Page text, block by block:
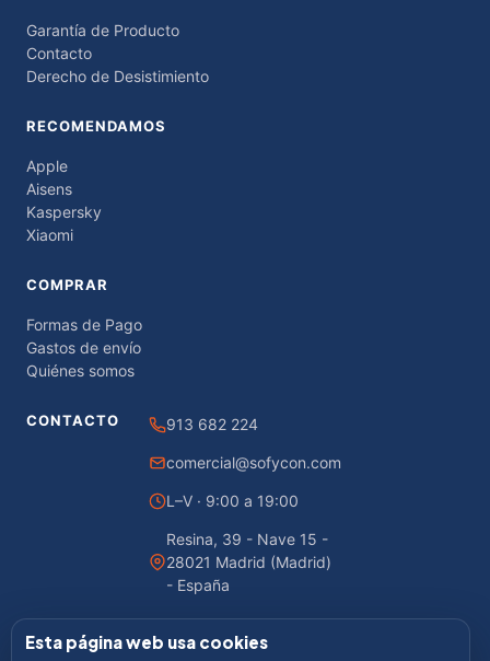
Garantía de Producto
Contacto
Derecho de Desistimiento
RECOMENDAMOS
Apple
Aisens
Kaspersky
Xiaomi
COMPRAR
Formas de Pago
Gastos de envío
Quiénes somos
CONTACTO 913 682 224
comercial@sofycon.com
L–V · 9:00 a 19:00
Resina, 39 - Nave 15 -
28021 Madrid (Madrid)
- España
Esta página web usa cookies